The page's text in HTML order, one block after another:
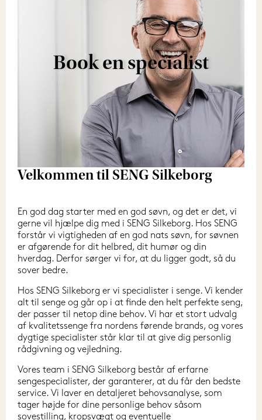
Book en specialist
Velkommen til SENG Silkeborg
En god dag starter med en god søvn, og det er det, vi
gerne vil hjælpe dig med i SENG Silkeborg. Hos SENG
forstår vi vigtigheden af en god nats søvn, for søvnen
er afgørende for dit helbred, dit humør og din
hverdag. Derfor sørger vi for, at du ligger godt, så du
sover bedre.
Hos SENG Silkeborg er vi specialister i senge. Vi kender
alt til senge og går op i at finde den helt perfekte seng,
der passer til netop dine behov. Vi har et stort udvalg
af kvalitetssenge fra nordens førende brands, og vores
dygtige specialister står klar til at give dig personlig
rådgivning og vejledning.
Vores team i SENG Silkeborg består af erfarne
sengespecialister, der garanterer, at du får den bedste
service. Vi laver en detaljeret behovsanalyse, som
tager højde for dine personlige behov såsom
sovestilling, kropsvægt og eventuelle